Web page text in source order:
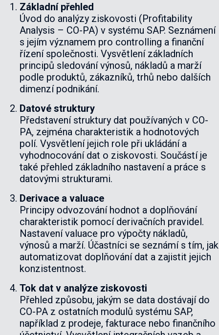
Základní přehled
Úvod do analýzy ziskovosti (Profitability
Analysis – CO-PA) v systému SAP. Seznámení
s jejím významem pro controlling a finanční
řízení společnosti. Vysvětlení základních
principů sledování výnosů, nákladů a marží
podle produktů, zákazníků, trhů nebo dalších
dimenzí podnikání.
Datové struktury
Představení struktury dat používaných v CO-
PA, zejména charakteristik a hodnotových
polí. Vysvětlení jejich role při ukládání a
vyhodnocování dat o ziskovosti. Součástí je
také přehled základního nastavení a práce s
datovými strukturami.
Derivace a valuace
Principy odvozování hodnot a doplňování
charakteristik pomocí derivačních pravidel.
Nastavení valuace pro výpočty nákladů,
výnosů a marží. Účastníci se seznámí s tím, jak
automatizovat doplňování dat a zajistit jejich
konzistentnost.
Tok dat v analýze ziskovosti
Přehled způsobu, jakým se data dostávají do
CO-PA z ostatních modulů systému SAP,
například z prodeje, fakturace nebo finančního